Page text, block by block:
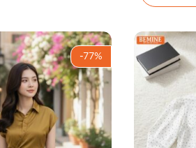
-77%